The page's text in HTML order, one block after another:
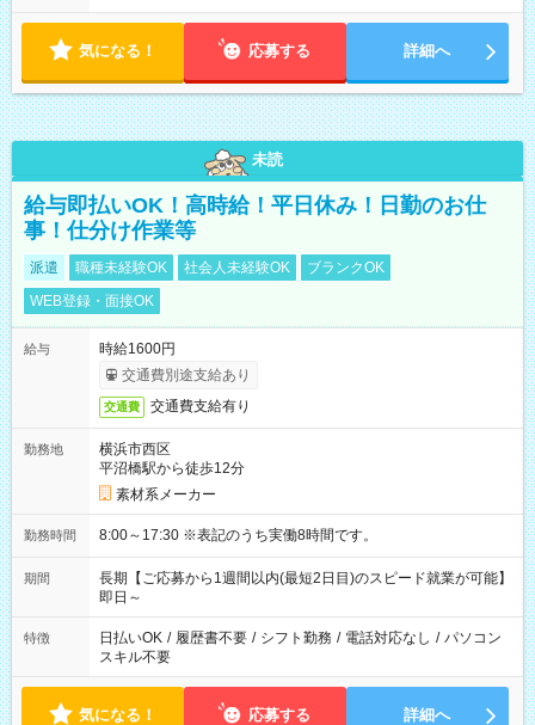
気になる！ 応募する 詳細へ
未読
給与即払いOK！高時給！平日休み！日勤のお仕
事！仕分け作業等
派遣 職種未経験OK 社会人未経験OK
ブランクOK
WEB登録・面接OK
給与
時給1600円
交通費別途支給あり
交通費 交通費支給有り
勤務地
横浜市西区
平沼橋駅から徒歩12分
素材系メーカー
勤務時間 8:00～17:30 ※表記のうち実働8時間です。
期間
長期【ご応募から1週間以内(最短2日目)のスピード就業が可能】
即日～
特徴 日払いOK / 履歴書不要 / シフト勤務 / 電話対応なし / パソコン
スキル不要
気になる！ 応募する 詳細へ